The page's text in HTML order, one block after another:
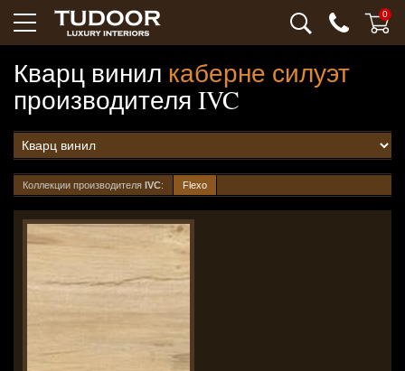
0
Кварц винил каберне силуэт
производителя IVC
Коллекции производителя IVC: Flexo